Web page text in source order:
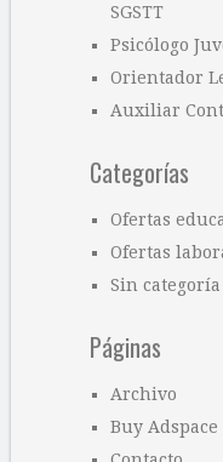
SGSTT
Psicólogo
Orientador
Auxiliar
Categorías
Ofertas
Ofertas
Sin categoría
Páginas
Archivo
Buy Adspace